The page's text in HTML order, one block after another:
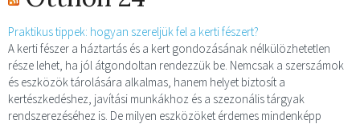
Praktikus tippek: hogyan szereljük fel a kerti fészert?
A kerti fészer a háztartás és a kert gondozásának nélkülözhetetlen
része lehet, ha jól átgondoltan rendezzük be. Nemcsak a szerszámok
és eszközök tárolására alkalmas, hanem helyet biztosít a
kertészkedéshez, javítási munkákhoz és a szezonális tárgyak
rendszerezéséhez is. De milyen eszközöket érdemes mindenképp